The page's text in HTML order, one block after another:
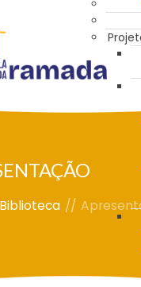
Biblioteca //